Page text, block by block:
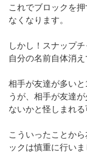
これでブロックを
なくなります。
しかし！スナップ
自分の名前自体消え
相手が友達が多い
うが、相手が友達
ないかと怪しまれる
こういったことか
ックは慎重に行いま